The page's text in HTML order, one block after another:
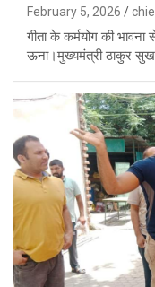
February 5, 2026
गीता के कर्मयोग की
ऊना।मुख्यमंत्री ठाकुर